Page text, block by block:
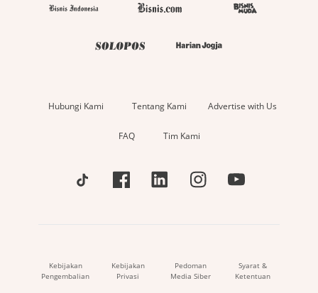
Hubungi Kami Tentang Kami Advertise with Us
FAQ Tim Kami
Kebijakan
Pengembalian
Kebijakan
Privasi
Pedoman
Media Siber
Syarat &
Ketentuan